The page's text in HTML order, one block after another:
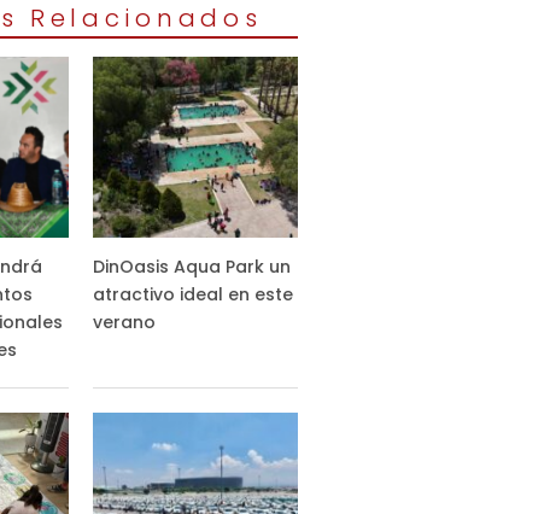
Relacionados
DinOasis Aqua Park un
atractivo ideal en este
verano